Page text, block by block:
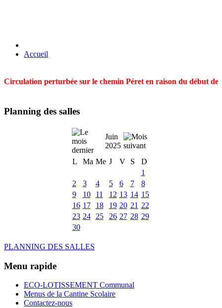
Accueil
Circulation perturbée sur le chemin Péret en raison du début
Planning des salles
Juin
2025
L
Ma Me J V S
D
1
2
3 4 5 6 7
8
9
10 11 12 13 14 15
16 17 18 19 20 21 22
23 24 25 26 27 28 29
30
PLANNING DES SALLES
Menu rapide
ECO-LOTISSEMENT Communal
Menus de la Cantine Scolaire
Contactez-nous